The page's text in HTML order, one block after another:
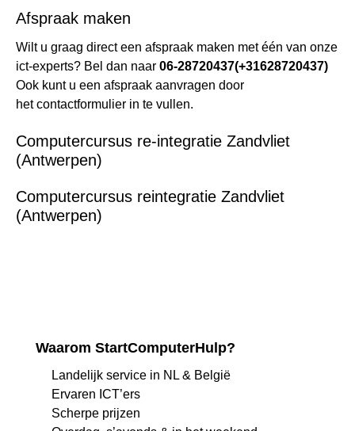
Afspraak maken
Wilt u graag direct een afspraak maken met één van onze
ict-experts? Bel dan naar 06-28720437(+31628720437)
Ook kunt u een afspraak aanvragen door
hetcontactformulier in te vullen.
Computercursus re-integratie Zandvliet
(Antwerpen)
Computercursus reintegratie Zandvliet
(Antwerpen)
Waarom StartComputerHulp?
Landelijk service in NL & België
Ervaren ICT’ers
Scherpe prijzen